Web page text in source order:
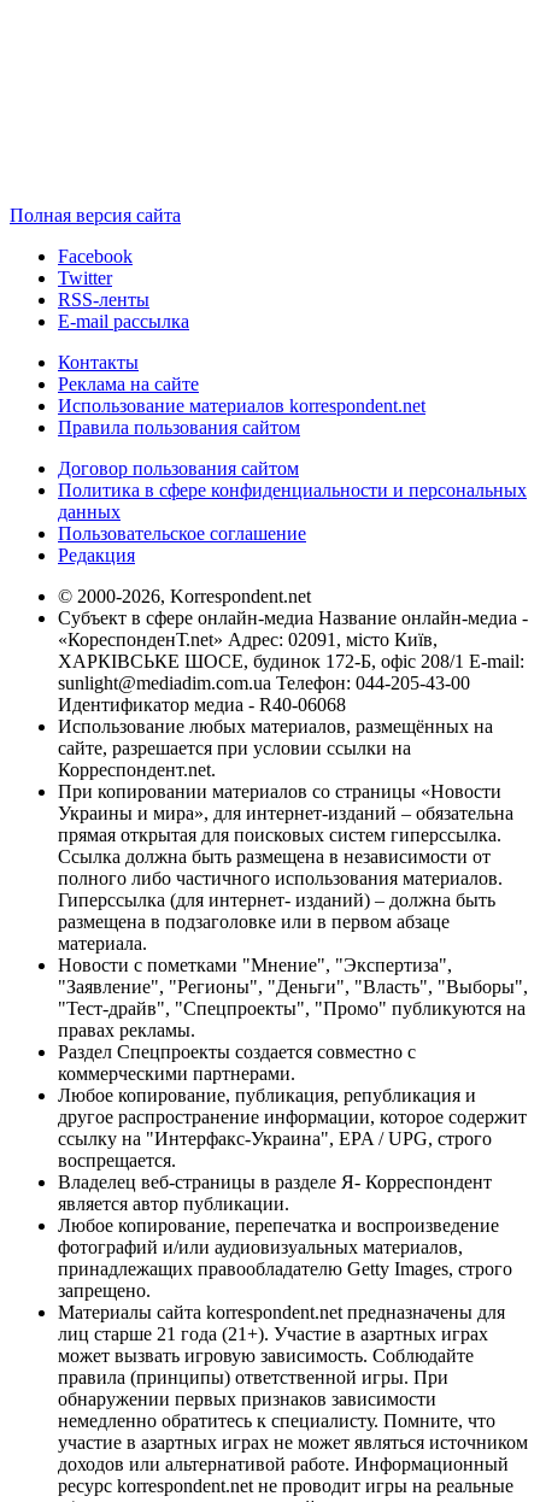
Полная версия сайта
Facebook
Twitter
RSS-ленты
E-mail рассылка
Контакты
Реклама на сайте
Использование материалов korrespondent.net
Правила пользования сайтом
Договор пользования сайтом
Политика в сфере конфиденциальности и персональных
данных
Пользовательское соглашение
Редакция
© 2000-2026, Korrespondent.net
Субъект в сфере онлайн-медиа Название онлайн-медиа -
«КореспонденТ.net» Адрес: 02091, місто Київ,
ХАРКІВСЬКЕ ШОСЕ, будинок 172-Б, офіс 208/1 E-mail:
sunlight@mediadim.com.ua Телефон: 044-205-43-00
Идентификатор медиа - R40-06068
Использование любых материалов, размещённых на
сайте, разрешается при условии ссылки на
Корреспондент.net.
При копировании материалов со страницы «Новости
Украины и мира», для интернет-изданий – обязательна
прямая открытая для поисковых систем гиперссылка.
Ссылка должна быть размещена в независимости от
полного либо частичного использования материалов.
Гиперссылка (для интернет- изданий) – должна быть
размещена в подзаголовке или в первом абзаце
материала.
Новости с пометками "Мнение", "Экспертиза",
"Заявление", "Регионы", "Деньги", "Власть", "Выборы",
"Тест-драйв", "Спецпроекты", "Промо" публикуются на
правах рекламы.
Раздел Спецпроекты создается совместно с
коммерческими партнерами.
Любое копирование, публикация, републикация и
другое распространение информации, которое содержит
ссылку на "Интерфакс-Украина", EPA / UPG, строго
воспрещается.
Владелец веб-страницы в разделе Я- Корреспондент
является автор публикации.
Любое копирование, перепечатка и воспроизведение
фотографий и/или аудиовизуальных материалов,
принадлежащих правообладателю Getty Images, строго
запрещено.
Материалы сайта korrespondent.net предназначены для
лиц старше 21 года (21+). Участие в азартных играх
может вызвать игровую зависимость. Соблюдайте
правила (принципы) ответственной игры. При
обнаружении первых признаков зависимости
немедленно обратитесь к специалисту. Помните, что
участие в азартных играх не может являться источником
доходов или альтернативой работе. Информационный
ресурс korrespondent.net не проводит игры на реальные